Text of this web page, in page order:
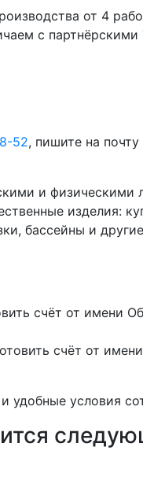
от 4
с партнёрскими
52, пишите на почту
и физическими
изделия:
бассейны и
счёт от имени
счёт от
удобные условия